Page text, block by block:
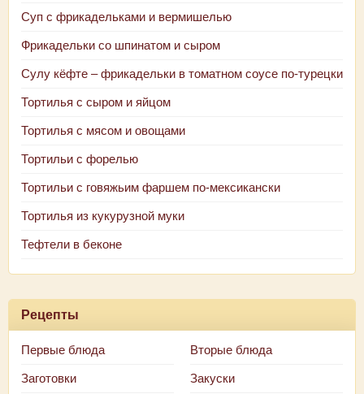
Суп с фрикадельками и вермишелью
Фрикадельки со шпинатом и сыром
Сулу кёфте – фрикадельки в томатном соусе по-турецки
Тортилья с сыром и яйцом
Тортилья с мясом и овощами
Тортильи с форелью
Тортильи с говяжьим фаршем по-мексикански
Тортилья из кукурузной муки
Тефтели в беконе
Рецепты
Первые блюда Вторые блюда
Заготовки Закуски